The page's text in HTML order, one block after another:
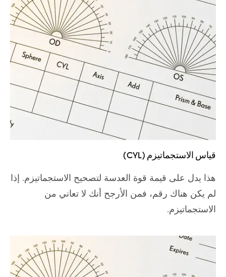
قياس الاستجماتيزم (CYL)
هذا يدل على قيمة قوة العدسة لتصحيح الاستجماتيزم. إذا
لم يكن هناك رقم، فمن الأرجح أنك لا تعاني من
الاستجماتيزم.